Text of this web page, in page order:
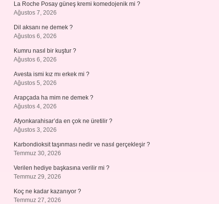
La Roche Posay güneş kremi komedojenik mi ?
Ağustos 7, 2026
Dil aksanı ne demek ?
Ağustos 6, 2026
Kumru nasıl bir kuştur ?
Ağustos 6, 2026
Avesta ismi kız mı erkek mi ?
Ağustos 5, 2026
Arapçada ha mim ne demek ?
Ağustos 4, 2026
Afyonkarahisar’da en çok ne üretilir ?
Ağustos 3, 2026
Karbondioksit taşınması nedir ve nasıl gerçekleşir ?
Temmuz 30, 2026
Verilen hediye başkasına verilir mi ?
Temmuz 29, 2026
Koç ne kadar kazanıyor ?
Temmuz 27, 2026